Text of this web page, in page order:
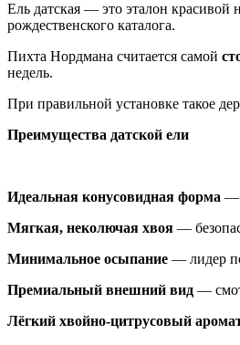
Ель датская — это эталон красивой
рождественского каталога.
Пихта Нордмана считается самой
недель.
При правильной установке такое
Преимущества датской ели
Идеальная конусовидная форма —
Мягкая, неколючая хвоя —
Минимальное осыпание — лидер
Премиальный внешний вид —
Лёгкий хвойно-цитрусовый